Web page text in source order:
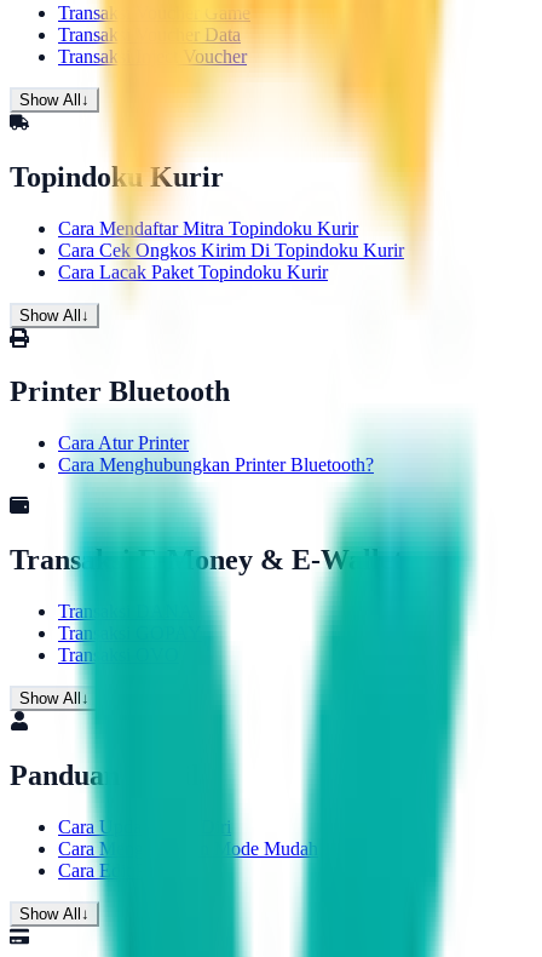
Transaksi Voucher Game
Transaksi Voucher Data
Transaksi Inject Voucher
Show All↓
Topindoku Kurir
Cara Mendaftar Mitra Topindoku Kurir
Cara Cek Ongkos Kirim Di Topindoku Kurir
Cara Lacak Paket Topindoku Kurir
Show All↓
Printer Bluetooth
Cara Atur Printer
Cara Menghubungkan Printer Bluetooth?
Transaksi E-Money & E-Wallet
Transaksi DANA
Transaksi GOPAY
Transaksi OVO
Show All ↓
Panduan Profil
Cara Update Data Diri
Cara Menggunakan Mode Mudah
Cara Edit Profil
Show All ↓